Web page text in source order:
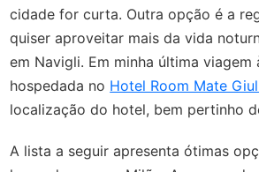
cidade for curta. Outra opção é a
quiser aproveitar mais da vida
em Navigli. Em minha última viagem
hospedada no Hotel Room Mate
localização do hotel, bem pertinho
A lista a seguir apresenta ótimas